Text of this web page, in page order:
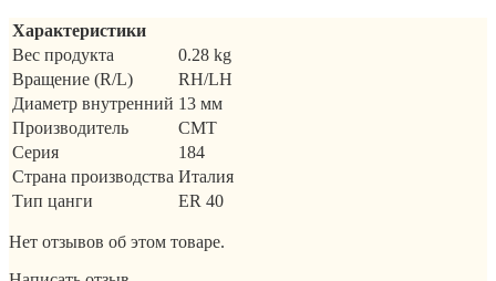
Характеристики
Вес продукта
0.28 kg
Вращение (R/L)
RH/LH
Диаметр внутренний 13 мм
Производитель
CMT
Серия
184
Страна производства Италия
Тип цанги
ER 40
Нет отзывов об этом товаре.